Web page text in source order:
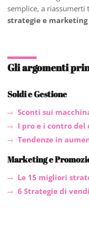
semplice, a
strategie e marketing
Gli argomenti
Soldi e Gestione
Sconti sui
I pro e i contro del
Tendenze in
Marketing e
Le 15 migliori
6 Strategie di